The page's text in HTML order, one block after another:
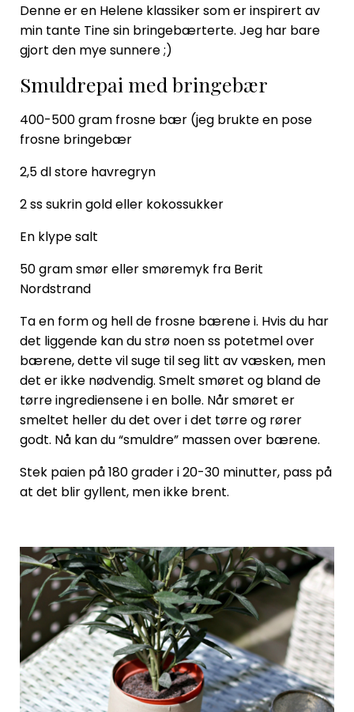
Denne er en Helene klassiker som er inspirert av
min tante Tine sin bringebærterte. Jeg har bare
gjort den mye sunnere ;)
Smuldrepai med bringebær
400-500 gram frosne bær (jeg brukte en pose
frosne bringebær
2,5 dl store havregryn
2 ss sukrin gold eller kokossukker
En klype salt
50 gram smør eller smøremyk fra Berit
Nordstrand
Ta en form og hell de frosne bærene i. Hvis du har
det liggende kan du strø noen ss potetmel over
bærene, dette vil suge til seg litt av væsken, men
det er ikke nødvendig. Smelt smøret og bland de
tørre ingrediensene i en bolle. Når smøret er
smeltet heller du det over i det tørre og rører
godt. Nå kan du “smuldre” massen over bærene.
Stek paien på 180 grader i 20-30 minutter, pass på
at det blir gyllent, men ikke brent.